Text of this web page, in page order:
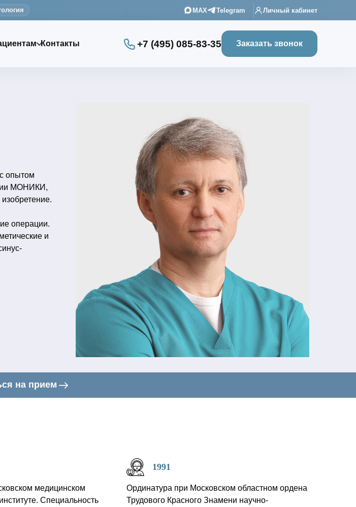
MAX Telegram Личный кабинет
Контакты +7 (495) 085-83-35 Заказать звонок
опытом
МОНИКИ,
операции.
и
на прием
медицинском
Специальность
1991
Ординатура при Московском областном ордена
Трудового Красного Знамени научно-